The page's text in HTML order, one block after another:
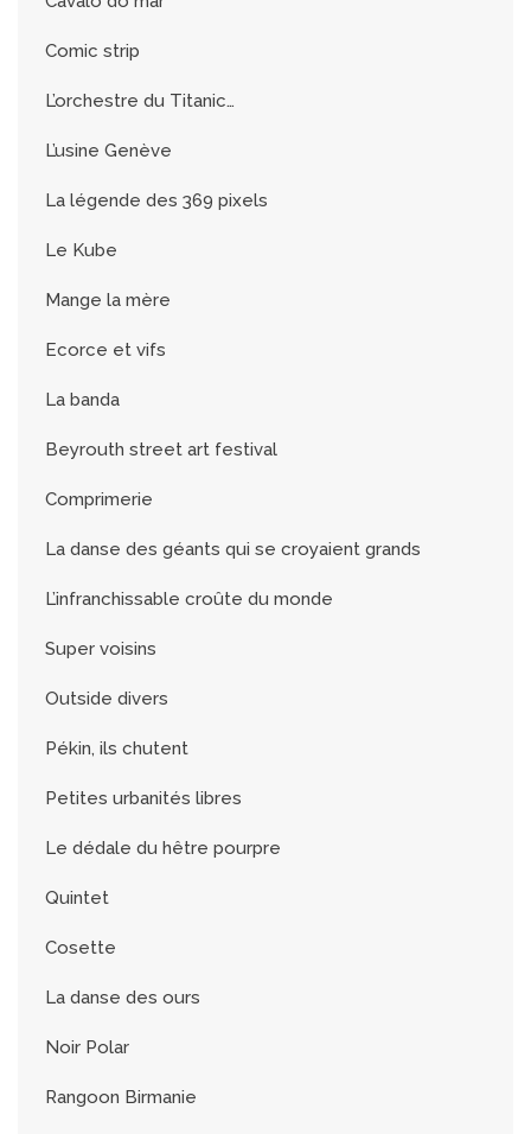
Comic strip
L’orchestre du Titanic…
L’usine Genève
La légende des 369 pixels
Le Kube
Mange la mère
Ecorce et vifs
La banda
Beyrouth street art festival
Comprimerie
La danse des géants qui se croyaient grands
L’infranchissable croûte du monde
Super voisins
Outside divers
Pékin, ils chutent
Petites urbanités libres
Le dédale du hêtre pourpre
Quintet
Cosette
La danse des ours
Noir Polar
Rangoon Birmanie